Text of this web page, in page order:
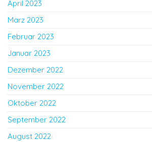
April 2023
März 2023
Februar 2023
Januar 2023
Dezember 2022
November 2022
Oktober 2022
September 2022
August 2022